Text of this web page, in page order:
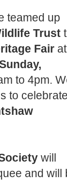
teamed up
Trust
Fair at
to 4pm.
to
will
and will